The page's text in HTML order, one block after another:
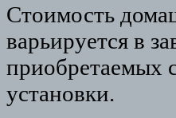
Стоимость
варьируется в
приобретаемых
установки.